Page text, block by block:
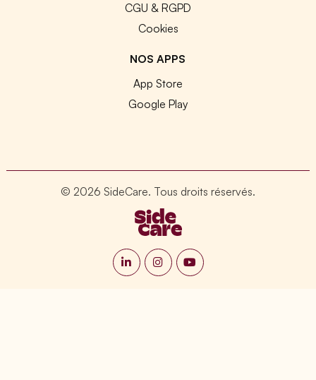
CGU & RGPD
Cookies
NOS APPS
App Store
Google Play
© 2026 SideCare. Tous droits réservés.